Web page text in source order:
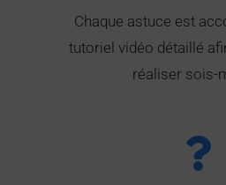
Chaque astuce est
tutoriel vidéo détaillé
réaliser sois-